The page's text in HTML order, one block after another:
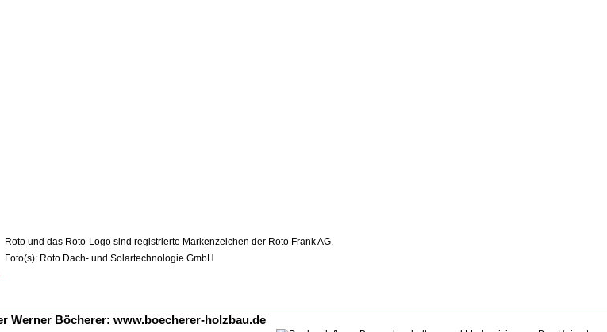
Roto und das Roto-Logo sind registrierte Markenzeichen der Roto Frank AG.
Foto(s): Roto Dach- und Solartechnologie GmbH
Werner Böcherer: www.boecherer-holzbau.de